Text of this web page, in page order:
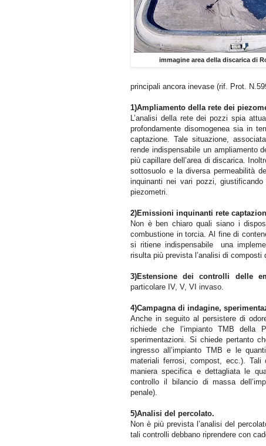
immagine area della discarica di
principali ancora inevase (rif. Prot.
1)Ampliamento della rete dei
L’analisi della rete dei pozzi spia
profondamente disomogenea sia in
captazione. Tale situazione,
rende indispensabile un ampliamento
più capillare dell’area di discarica.
sottosuolo e la diversa permeabilità
inquinanti nei vari pozzi,
piezometri.
2)Emissioni inquinanti rete
Non è ben chiaro quali siano i
combustione in torcia. Al fine di
si ritiene indispensabile
una
risulta più prevista l’analisi di
3)Estensione dei controlli delle
particolare IV, V, VI invaso.
4)Campagna di indagine,
Anche in seguito al persistere di
richiede che l’impianto TMB della
sperimentazioni. Si chiede pertanto
ingresso all’impianto TMB e le
materiali ferrosi, compost, ecc.).
maniera specifica e dettagliata le
controllo il bilancio di massa
penale).
5)Analisi del percolato.
Non è più prevista l’analisi del
tali controlli debbano riprendere con